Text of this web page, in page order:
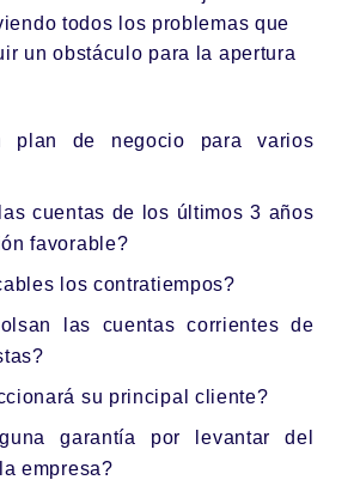
todos los problemas que
un obstáculo para la apertura
plan de negocio para varios
cuentas de los últimos 3 años
favorable?
los contratiempos?
las cuentas corrientes de
su principal cliente?
garantía por levantar del
empresa?